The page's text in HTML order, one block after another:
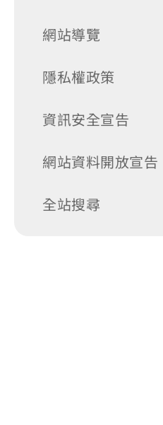
網站導覽
隱私權政策
資訊安全宣告
網站資料開放宣告
全站搜尋